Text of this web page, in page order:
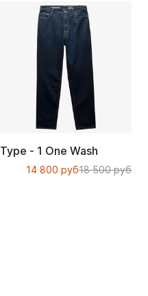
Type - 1 One Wash
18 500 руб
14 800 руб